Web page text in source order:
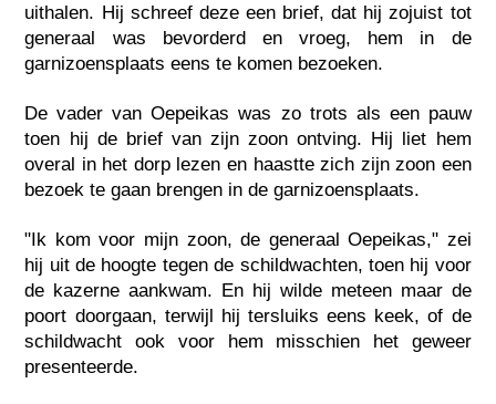
uithalen. Hij schreef deze een brief, dat hij zojuist tot
generaal was bevorderd en vroeg, hem in de
garnizoensplaats eens te komen bezoeken.
De vader van Oepeikas was zo trots als een pauw
toen hij de brief van zijn zoon ontving. Hij liet hem
overal in het dorp lezen en haastte zich zijn zoon een
bezoek te gaan brengen in de garnizoensplaats.
"Ik kom voor mijn zoon, de generaal Oepeikas," zei
hij uit de hoogte tegen de schildwachten, toen hij voor
de kazerne aankwam. En hij wilde meteen maar de
poort doorgaan, terwijl hij tersluiks eens keek, of de
schildwacht ook voor hem misschien het geweer
presenteerde.